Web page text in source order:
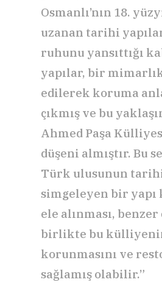
Osmanlı’nın 18.
uzanan tarihi
ruhunu yansıttığı
yapılar, bir
edilerek koruma
çıkmış ve bu
Ahmed Paşa
düşeni almıştır. Bu
Türk ulusunun
simgeleyen bir
ele alınması,
birlikte bu külliyenin
korunmasını ve
sağlamış olabilir.”